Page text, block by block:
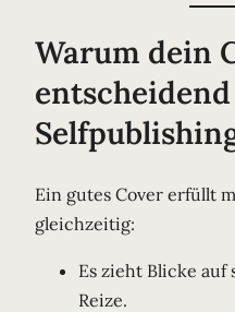
Warum dein
Ein gutes Cover erfüllt
gleichzeitig:
Es zieht Blicke
Reize.